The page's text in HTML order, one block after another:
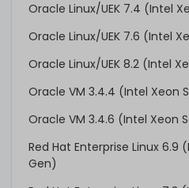
Oracle Linux/UEK 7.4 (Intel
Oracle Linux/UEK 7.6 (Intel
Oracle Linux/UEK 8.2 (Intel
Oracle VM 3.4.4 (Intel Xeon
Oracle VM 3.4.6 (Intel Xeon
Red Hat Enterprise Linux 6.9
Gen)